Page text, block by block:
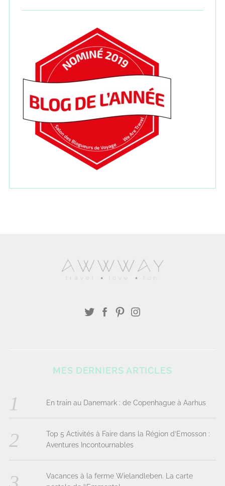
MES DERNIERS ARTICLES
En train au Danemark : de Copenhague à Aarhus
Top 5 Activités à Faire dans la Région d’Emosson :
Aventures Incontournables
Vacances à la ferme Wielandleben. La carte